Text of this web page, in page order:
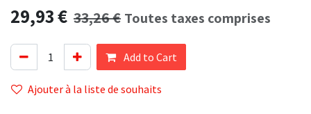
29,93€ 33,26€ Toutes taxes comprises
Add to Cart
Ajouter à la liste de souhaits